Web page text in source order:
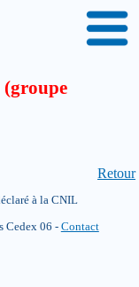
(groupe
Retour
à la CNIL
Cedex 06 - Contact